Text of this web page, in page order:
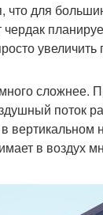
для
сложнее.
поток
в воздух